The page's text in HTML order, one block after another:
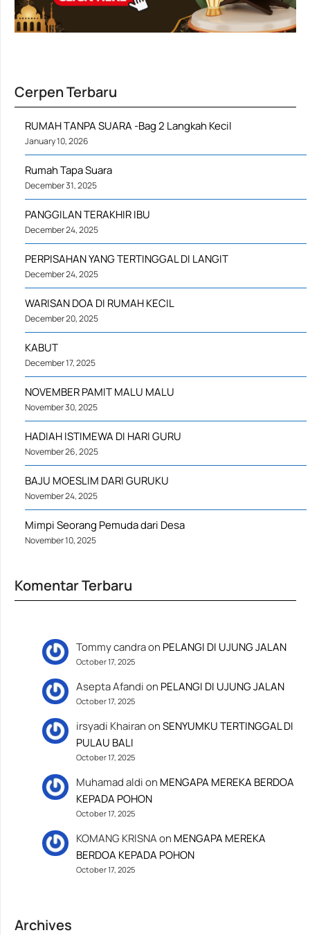
Cerpen Terbaru
RUMAH TANPA SUARA -Bag 2 Langkah Kecil
January 10, 2026
Rumah Tapa Suara
December 31, 2025
PANGGILAN TERAKHIR IBU
December 24, 2025
PERPISAHAN YANG TERTINGGAL DI LANGIT
December 24, 2025
WARISAN DOA DI RUMAH KECIL
December 20, 2025
KABUT
December 17, 2025
NOVEMBER PAMIT MALU MALU
November 30, 2025
HADIAH ISTIMEWA DI HARI GURU
November 26, 2025
BAJU MOESLIM DARI GURUKU
November 24, 2025
Mimpi Seorang Pemuda dari Desa
November 10, 2025
Komentar Terbaru
Tommy candraon PELANGI DI UJUNG JALAN
October 17, 2025
Asepta Afandion PELANGI DI UJUNG JALAN
October 17, 2025
irsyadi KhairanonSENYUMKU TERTINGGAL DI
PULAU BALI
October 17, 2025
Muhamad aldion MENGAPA MEREKA BERDOA
KEPADA POHON
October 17, 2025
KOMANG KRISNAon MENGAPA MEREKA
BERDOA KEPADA POHON
October 17, 2025
Archives